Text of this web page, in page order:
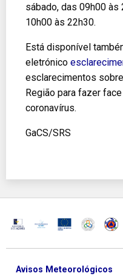
sábado, das 09h00 às
10h00 às 22h30.
Está disponível
eletrónico
esclarecimentos
Região para fazer
coronavírus.
GaCS/SRS
Avisos Meteorológicos